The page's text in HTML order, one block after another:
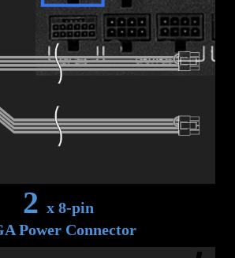
2 x 8-pin
Power Connector